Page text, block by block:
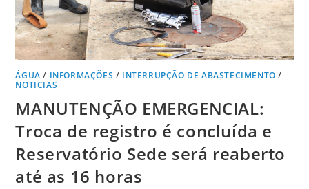
ÁGUA / INFORMAÇÕES / INTERRUPÇÃO DE ABASTECIMENTO /
NOTICIAS
MANUTENÇÃO EMERGENCIAL:
Troca de registro é concluída e
Reservatório Sede será reaberto
até as 16 horas